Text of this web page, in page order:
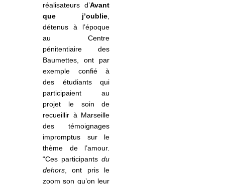
réalisateurs d’Avant
que j’oublie
détenus à l’époque
au Centre
pénitentiaire des
Baumettes, ont par
exemple confié à
des étudiants qui
participaient au
projet le soin de
recueillir à Marseille
des témoignages
impromptus sur le
thème de l’amour.
“Ces participantsdu
dehors , ont pris le
zoom son qu’on leur